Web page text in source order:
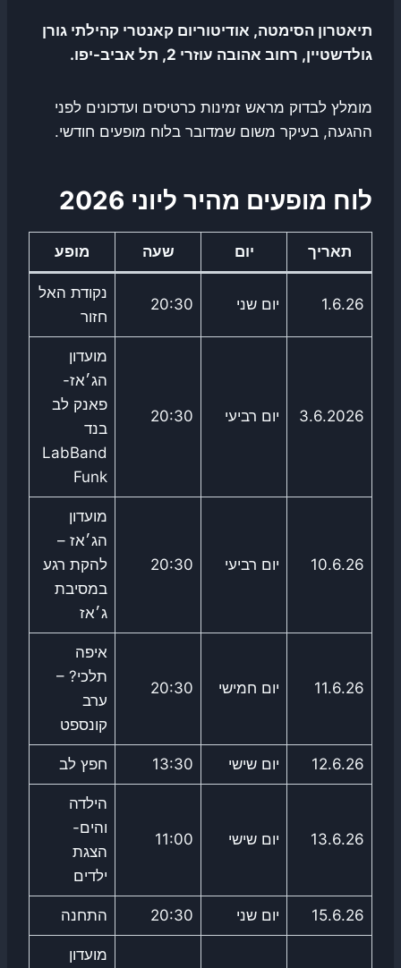
תיאטרון הסימטה, אודיטוריום קאנטרי קהילתי גורן
גולדשטיין, רחוב אהובה עוזרי 2, תל אביב-יפו.
מומלץ לבדוק מראש זמינות כרטיסים ועדכונים לפני
ההגעה, בעיקר משום שמדובר בלוח מופעים חודשי.
לוח מופעים מהיר ליוני 2026
תאריך יום שעה מופע
1.6.26 יום שני 20:30
נקודת האל
חזור
3.6.2026 יום רביעי 20:30
מועדון
הג׳אז-
פאנק לב
בנד
LabBand
Funk
10.6.26 יום רביעי 20:30
מועדון
הג׳אז –
להקת רגע
במסיבת
ג׳אז
11.6.26 יום חמישי 20:30
איפה
תלכי? –
ערב
קונספט
12.6.26 יום שישי 13:30 חפץ לב
13.6.26 יום שישי 11:00
הילדה
והים-
הצגת
ילדים
15.6.26 יום שני 20:30 התחנה
מועדון